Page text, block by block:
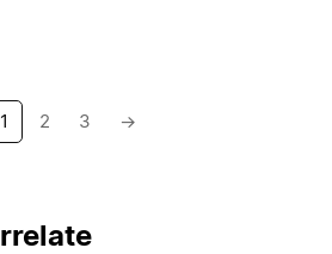
1 2 3 →